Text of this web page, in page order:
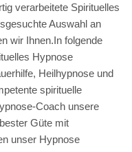
verarbeitete Spirituelles
Auswahl an
wir Ihnen.In folgende
Hypnose
Heilhypnose und
spirituelle
Coach unsere
Güte mit
unser Hypnose